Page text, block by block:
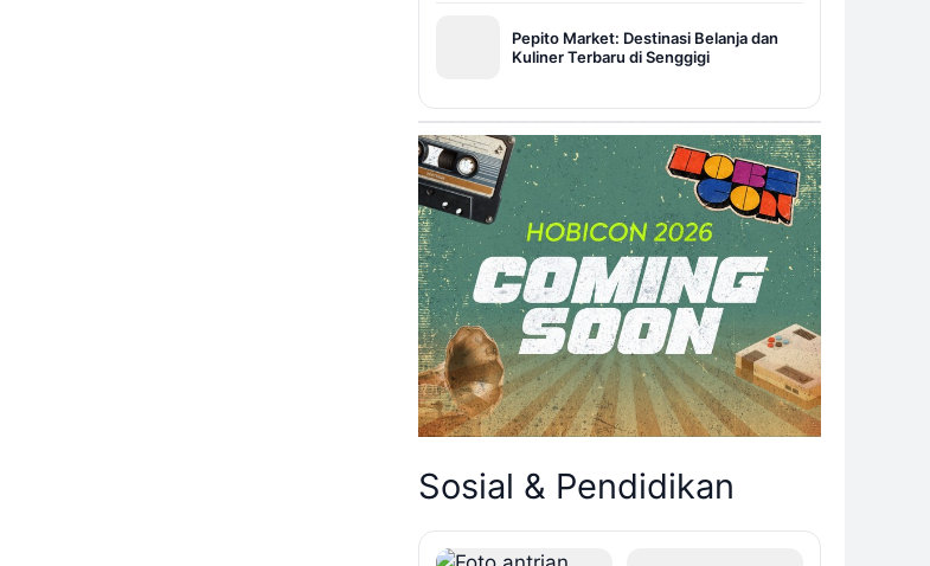
Pepito Market: Destinasi Belanja dan
Kuliner Terbaru di Senggigi
Sosial & Pendidikan